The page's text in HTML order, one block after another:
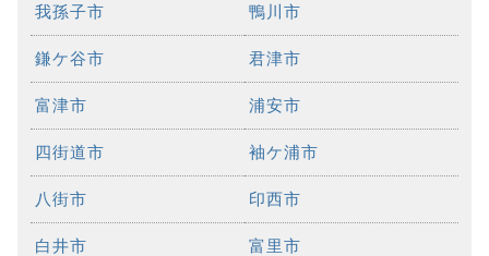
我孫子市 鴨川市
鎌ケ谷市 君津市
富津市 浦安市
四街道市 袖ケ浦市
八街市 印西市
白井市 富里市